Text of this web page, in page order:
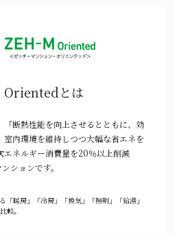
Orientedとは
断熱性能を向上させるとともに、効
内環境を維持しつつ大幅な省エネを
エネルギー消費量を20％以上削減
ションです。
暖房」「冷房」「換気」「照明」「給湯」
較。